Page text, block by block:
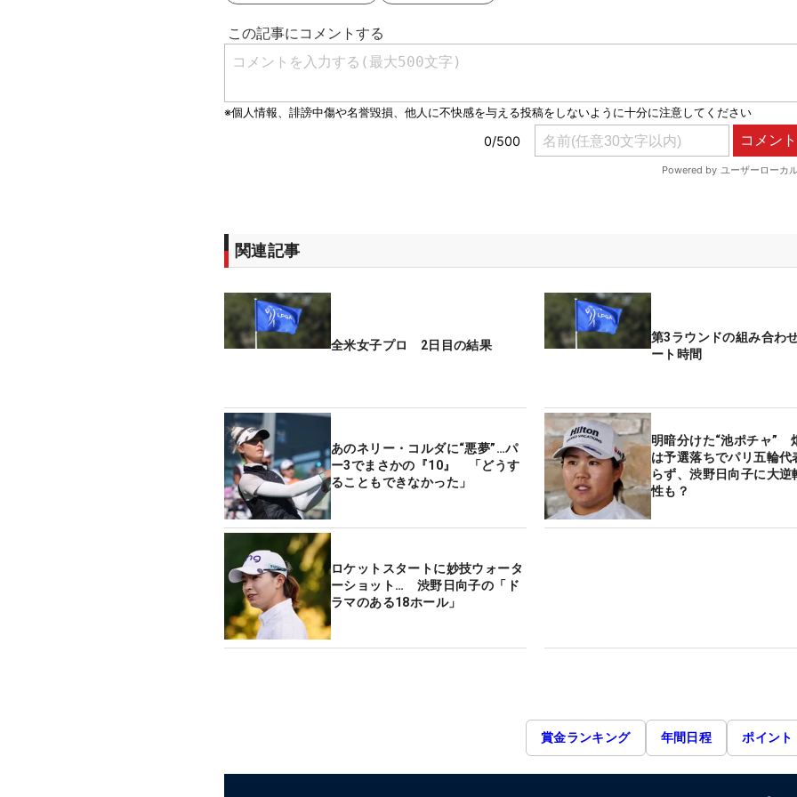
関連記事
全米女子プロ 2日目の結果
第3ラウンドの組み合わ
ート時間
あのネリー・コルダに“悪夢”…パ
ー3でまさかの『10』 「どうす
ることもできなかった」
明暗分けた“池ポチャ”
は予選落ちでパリ五輪代
らず、渋野日向子に大逆
性も？
ロケットスタートに妙技ウォータ
ーショット… 渋野日向子の「ド
ラマのある18ホール」
賞金ランキング 年間日程 ポイント